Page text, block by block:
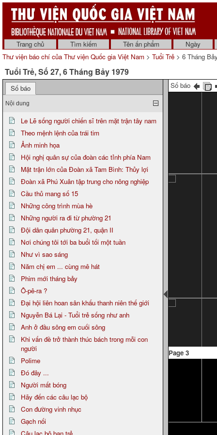
Trang chủ Tìm kiếm Tên ấn phẩm
Ngày
Thư viện báo chí của Thư viện Quốc gia Việt Nam > Tuổi Trẻ > 6 Tháng
Tuổi Trẻ, Số 27, 6 Tháng Bảy 1979
Số báo
Nội dung
Le Lẽ sống người chiến sĩ trên mặt trận tây nam
Theo mệnh lệnh của trái tim
Ảnh minh họa
Hội nghị quân sự của đoàn các tỉnh phía Nam
Mặt trận lớn của Đoàn xã Tam Bình: Thủy lợi
Đoàn xã Phú Xuân tập trung cho nông nghiệp
Cầu thủ mang số 15
Những công trình mùa hè
Những người ra đi từ phường 21
Đội dân quân phường 21, quận II
Nơi chúng tôi tới ba buổi tối một tuần
Như vì sao sáng
Năm chị em ... cùng mê hát
Phim mới tháng bảy
Ô-pê-ra ?
Đại hội liên hoan sân khấu thanh niên thế giới
Nguyễn Bá Lại - Tuổi trẻ sống như anh
Anh ở đầu sông em cuối sông
Khi vấn đề trở thành thúc bách trong mỗi con
người
Polime
Đó đây ...
Người mất bóng
Hãy đến các câu lạc bộ
Con đường vinh nhục
Gạch nối
Số báo
Page 3